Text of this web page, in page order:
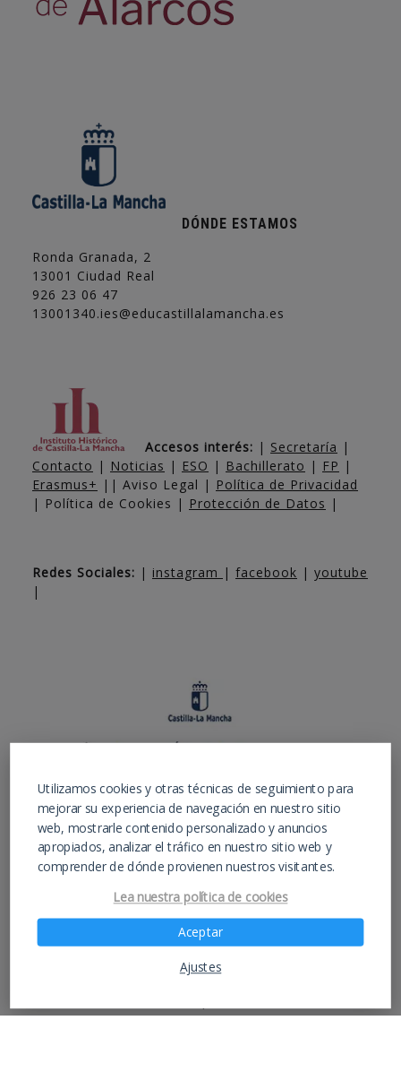
DÓNDE ESTAMOS
Ronda Granada, 2
13001 Ciudad Real
926 23 06 47
13001340.ies@educastillalamancha.es
Accesos interés: | Secretaría |
Contacto | Noticias | ESO | Bachillerato | FP |
Erasmus+ || Aviso Legal | Política de Privacidad
| Política de Cookies | Protección de Datos |
Redes Sociales: | instagram | facebook | youtube
|
Bachiller y FP Hostelería y Turismo –
Utilizamos cookies y otras técnicas de seguimiento para
mejorar su experiencia de navegación en nuestro sitio
web, mostrarle contenido personalizado y anuncios
apropiados, analizar el tráfico en nuestro sitio web y
comprender de dónde provienen nuestros visitantes.
Lea nuestra política de cookies
Aceptar
Ajustes